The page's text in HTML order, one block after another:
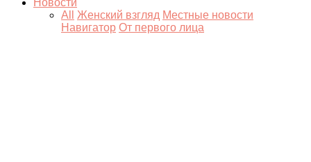
Новости
All
Женский взгляд Местные новости
Навигатор От первого лица